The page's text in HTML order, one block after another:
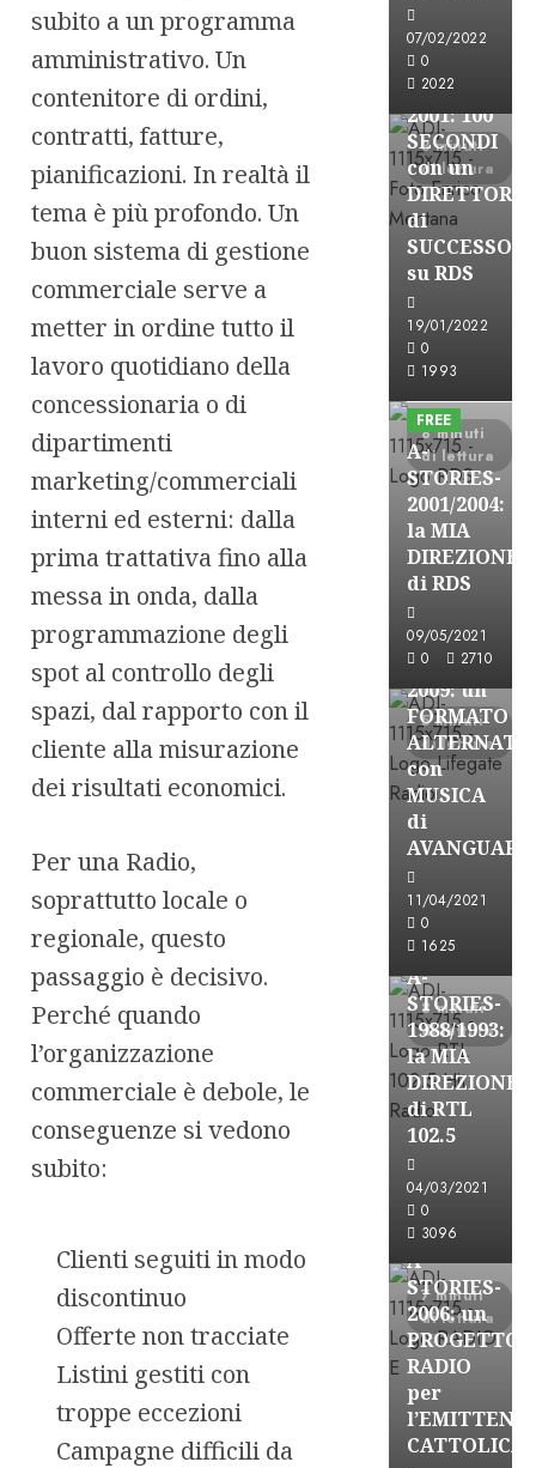
subito a un programma
amministrativo. Un
contenitore di ordini,
contratti, fatture,
pianificazioni. In realtà il
tema è più profondo. Un
buon sistema di gestione
commerciale serve a
metter in ordine tutto il
lavoro quotidiano della
concessionaria o di
dipartimenti
marketing/commerciali
interni ed esterni: dalla
prima trattativa fino alla
messa in onda, dalla
programmazione degli
spot al controllo degli
spazi, dal rapporto con il
cliente alla misurazione
dei risultati economici.
Per una Radio,
soprattutto locale o
regionale, questo
passaggio è decisivo.
Perché quando
l’organizzazione
commerciale è debole, le
conseguenze si vedono
subito:
Clienti seguiti in modo
discontinuo
Offerte non tracciate
Listini gestiti con
troppe eccezioni
Campagne difficili da
07/02/2022
0
2022
3 minuti
di lettura
FREE
A-
STORIES-
2001: 100
SECONDI
con un
DIRETTORE
di
SUCCESSO
su RDS
19/01/2022
0
1993
8 minuti
di lettura
A-Stories
FREE
A-
STORIES-
2001/2004:
la MIA
DIREZIONE
di RDS
09/05/2021
0
2710
5 minuti
di lettura
A-Stories
Formazione
A-
STORIES-
2009: un
FORMATO
con
MUSICA
di
11/04/2021
0
1625
8 minuti
di lettura
Formazione
FREE
A-
STORIES-
1988/1993:
la MIA
DIREZIONE
di RTL
102.5
04/03/2021
0
3096
7 minuti
di lettura
Formazione
FREE
A-
STORIES-
2006: un
PROGETTO
RADIO
per
CATTOLICA
A-Stories